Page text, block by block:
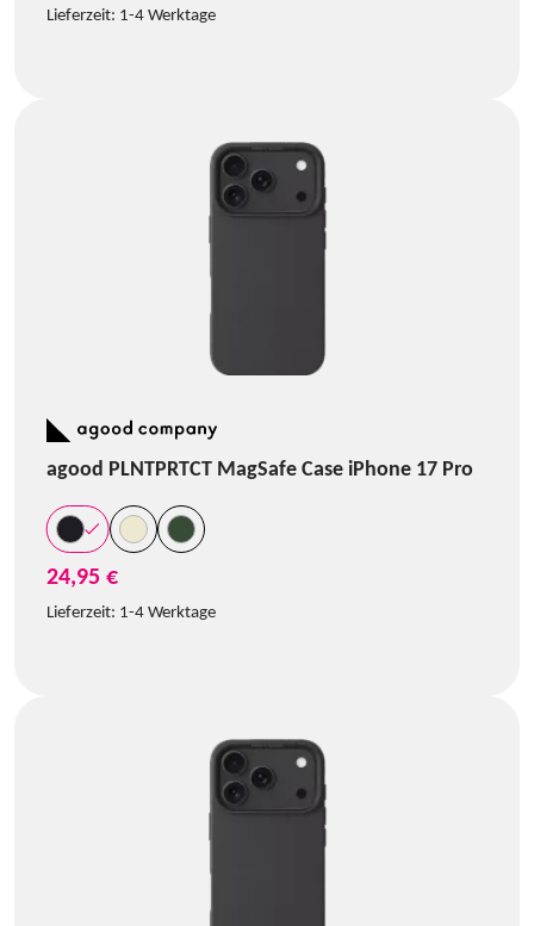
Lieferzeit: 1-4 Werktage
agood PLNTPRTCT MagSafe Case iPhone 17 Pro
24,95 €
Lieferzeit: 1-4 Werktage